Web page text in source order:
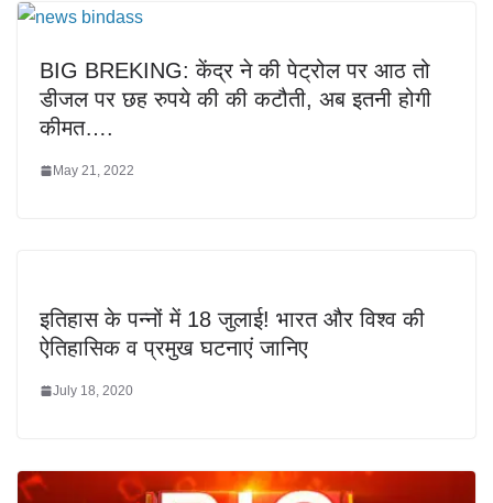
BIG BREKING: केंद्र ने की पेट्रोल पर आठ तो
डीजल पर छह रुपये की की कटौती, अब इतनी होगी
कीमत….
May 21, 2022
इतिहास के पन्नों में 18 जुलाई! भारत और विश्व की
ऐतिहासिक व प्रमुख घटनाएं जानिए
July 18, 2020